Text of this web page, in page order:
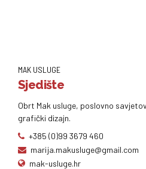
MAK USLUGE
Sjedište
Obrt Mak usluge, poslovno
grafički dizajn.
+385 (0)99 3679 460
marija.makusluge@gmail.com
mak-usluge.hr